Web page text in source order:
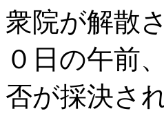
衆院が解散
０日の午前
否が採決さ